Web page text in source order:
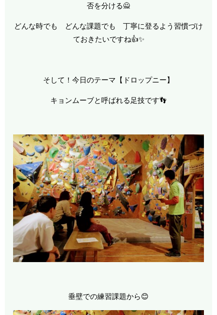
否を分ける🙅
どんな時でも どんな課題でも 丁寧に登るよう習慣づけ
ておきたいですね👍✨
そして！今日のテーマ【ドロップニー】
キョンムーブと呼ばれる足技です👣
垂壁での練習課題から😊